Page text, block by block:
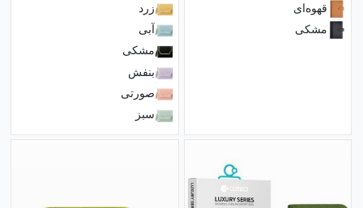
قهوه‌ای
مشکی
زرد
آبی
مشکی
بنفش
صورتی
سبز